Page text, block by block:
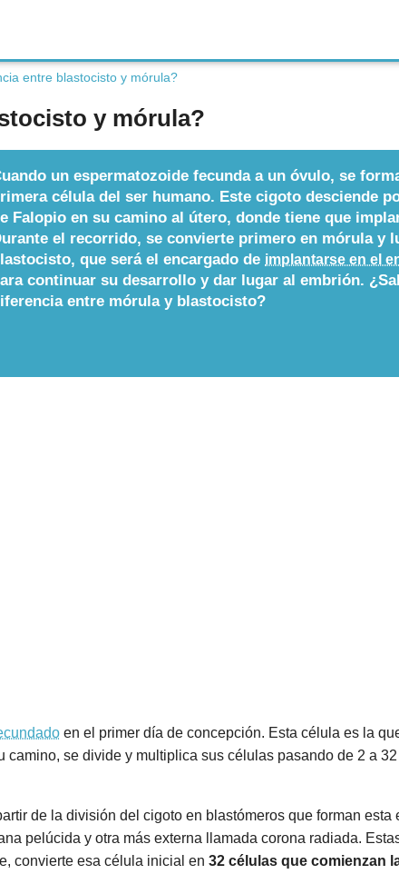
entre blastocisto y mórula?
y mórula?
un espermatozoide fecunda a un óvulo, se
célula del ser humano. Este cigoto desciende
Falopio en su camino al útero, donde tiene que
el recorrido, se convierte primero en mórula y
que será el encargado de implantarse en el
continuar su desarrollo y dar lugar al embrión.
entre mórula y blastocisto?
en el primer día de concepción. Esta célula es la
camino, se divide y multiplica sus células pasando de 2 a
de la división del cigoto en blastómeros que forman esta
pelúcida y otra más externa llamada corona radiada.
convierte esa célula inicial en 32 células que comienzan